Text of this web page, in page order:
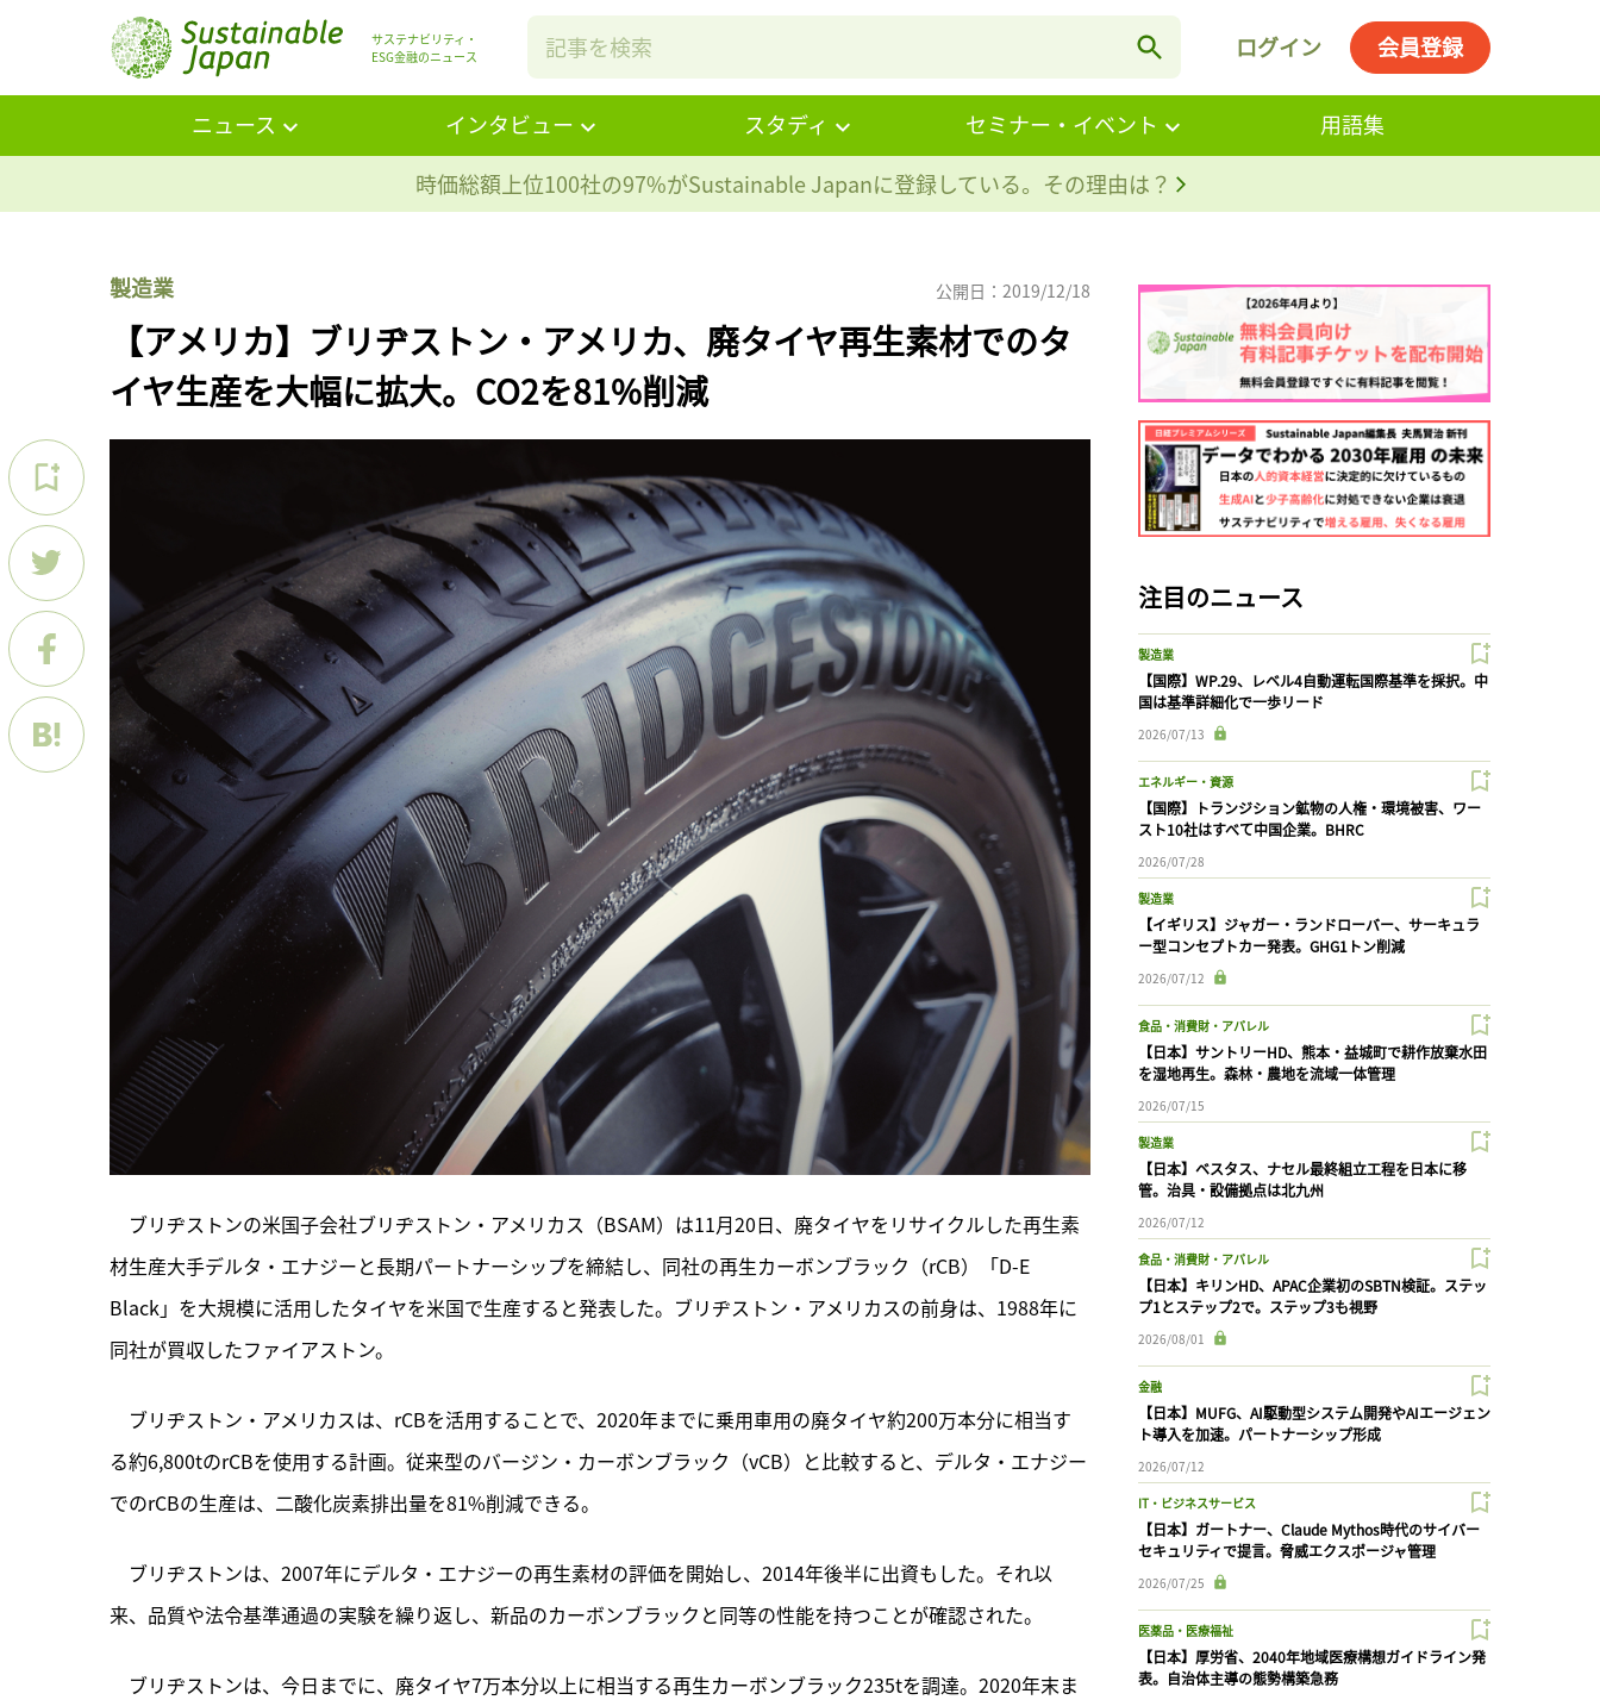
サステナビリティ・
ESG金融のニュース
ログイン 会員登録
ニュース インタビュー スタディ セミナー・イベント
用語集
時価総額上位100社の97%がSustainable Japanに登録している。その理由は？
製造業 公開日：2019/12/18
【アメリカ】ブリヂストン・アメリカ、廃タイヤ再生素材でのタ
イヤ生産を大幅に拡大。CO2を81%削減
ブリヂストンの米国子会社ブリヂストン・アメリカス（BSAM）は11月20日、廃タイヤをリサイクルした再生素
材生産大手デルタ・エナジーと長期パートナーシップを締結し、同社の再生カーボンブラック（rCB）「D-E
Black」を大規模に活用したタイヤを米国で生産すると発表した。ブリヂストン・アメリカスの前身は、1988年に
同社が買収したファイアストン。
ブリヂストン・アメリカスは、rCBを活用することで、2020年までに乗用車用の廃タイヤ約200万本分に相当す
る約6,800tのrCBを使用する計画。従来型のバージン・カーボンブラック（vCB）と比較すると、デルタ・エナジー
でのrCBの生産は、二酸化炭素排出量を81%削減できる。
ブリヂストンは、2007年にデルタ・エナジーの再生素材の評価を開始し、2014年後半に出資もした。それ以
来、品質や法令基準通過の実験を繰り返し、新品のカーボンブラックと同等の性能を持つことが確認された。
ブリヂストンは、今日までに、廃タイヤ7万本分以上に相当する再生カーボンブラック235tを調達。2020年末ま
注目のニュース
製造業
【国際】WP.29、レベル4自動運転国際基準を採択。中
国は基準詳細化で一歩リード
2026/07/13
エネルギー・資源
【国際】トランジション鉱物の人権・環境被害、ワー
スト10社はすべて中国企業。BHRC
2026/07/28
製造業
【イギリス】ジャガー・ランドローバー、サーキュラ
ー型コンセプトカー発表。GHG1トン削減
2026/07/12
食品・消費財・アパレル
【日本】サントリーHD、熊本・益城町で耕作放棄水田
を湿地再生。森林・農地を流域一体管理
2026/07/15
製造業
【日本】ベスタス、ナセル最終組立工程を日本に移
管。治具・設備拠点は北九州
2026/07/12
食品・消費財・アパレル
【日本】キリンHD、APAC企業初のSBTN検証。ステッ
プ1とステップ2で。ステップ3も視野
2026/08/01
金融
【日本】MUFG、AI駆動型システム開発やAIエージェン
ト導入を加速。パートナーシップ形成
2026/07/12
IT・ビジネスサービス
【日本】ガートナー、Claude Mythos時代のサイバー
セキュリティで提言。脅威エクスポージャ管理
2026/07/25
医薬品・医療福祉
【日本】厚労省、2040年地域医療構想ガイドライン発
表。自治体主導の態勢構築急務